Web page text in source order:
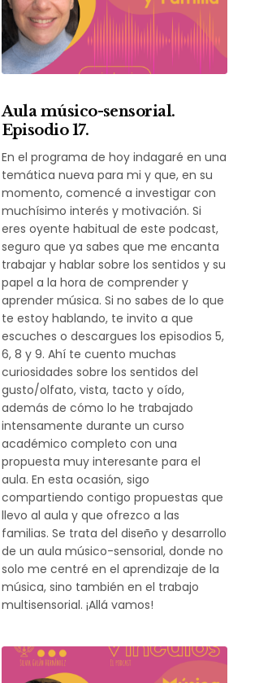
Aula músico-sensorial.
Episodio 17.
En el programa de hoy indagaré en una
temática nueva para mi y que, en su
momento, comencé a investigar con
muchísimo interés y motivación. Si
eres oyente habitual de este podcast,
seguro que ya sabes que me encanta
trabajar y hablar sobre los sentidos y su
papel a la hora de comprender y
aprender música. Si no sabes de lo que
te estoy hablando, te invito a que
escuches o descargues los episodios 5,
6, 8 y 9. Ahí te cuento muchas
curiosidades sobre los sentidos del
gusto/olfato, vista, tacto y oído,
además de cómo lo he trabajado
intensamente durante un curso
académico completo con una
propuesta muy interesante para el
aula. En esta ocasión, sigo
compartiendo contigo propuestas que
llevo al aula y que ofrezco a las
familias. Se trata del diseño y desarrollo
de un aula músico-sensorial, donde no
solo me centré en el aprendizaje de la
música, sino también en el trabajo
multisensorial. ¡Allá vamos!